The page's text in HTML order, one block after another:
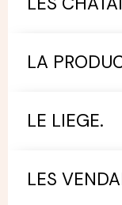
LA
LE LIEGE.
LES